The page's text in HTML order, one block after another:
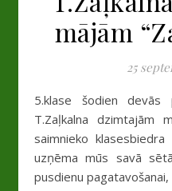
mājām
25
5.klase šodien devās pārgājienā uz novadnieka
T.Zaļkalna dzimtajām
saimnieko
uzņēma mūs savā
pusdienu